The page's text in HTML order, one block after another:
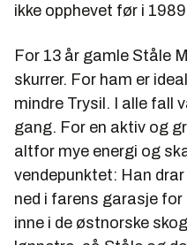
ikke opphevet før i
For 13 år gamle Ståle
skurrer. For ham er
mindre Trysil. I alle fall
gang. For en aktiv og
altfor mye energi og
vendepunktet: Han
ned i farens garasje
inne i de østnorske